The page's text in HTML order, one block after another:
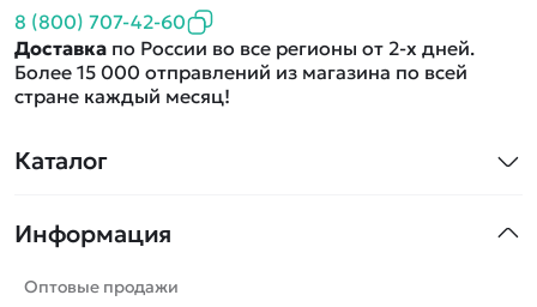
Каталог
Машинки
Танки
Информация
Оптовые продажи
8 (800) 707-42-60
Доставка по России во все регионы от 2-х дней.
Более 15 000 отправлений из магазина по всей
стране каждый месяц!